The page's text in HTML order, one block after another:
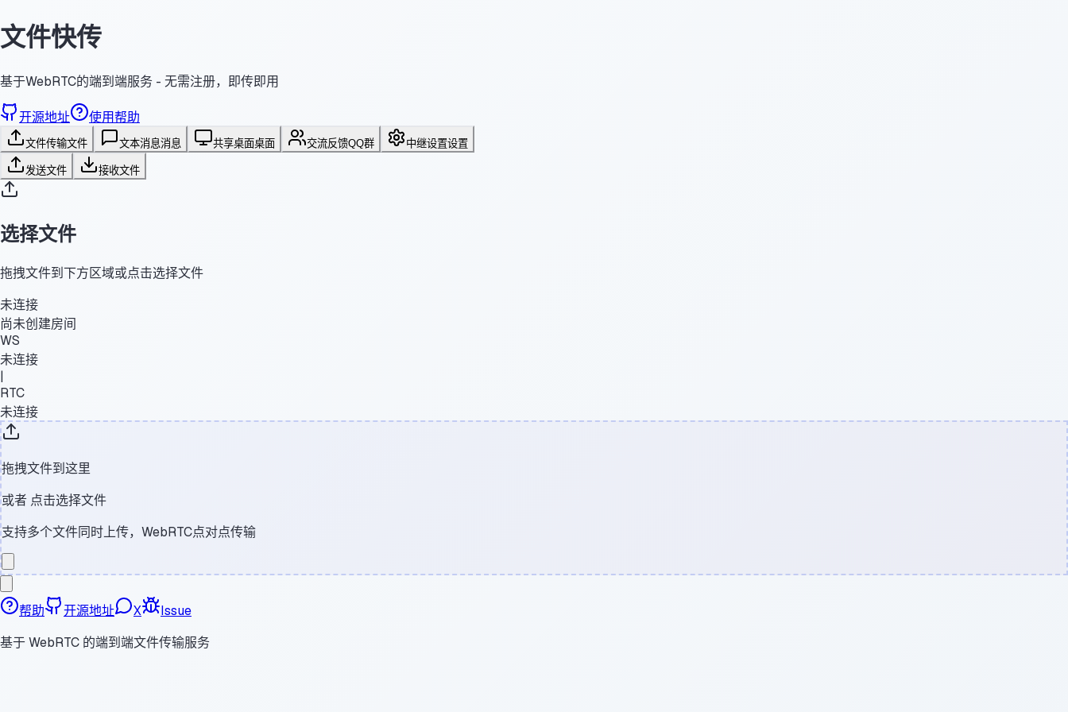
文件快传
基于WebRTC的端到端服务 - 无需注册，即传即用
开源地址 使用帮助
文件传输文件 文本消息消息 共享桌面桌面 交流反馈QQ群 中继设置设置
发送文件 接收文件
选择文件
拖拽文件到下方区域或点击选择文件
未连接
尚未创建房间
WS
未连接
|
RTC
未连接
拖拽文件到这里
或者 点击选择文件
支持多个文件同时上传，WebRTC点对点传输
帮助 开源地址 X
Issue
基于 WebRTC 的端到端文件传输服务